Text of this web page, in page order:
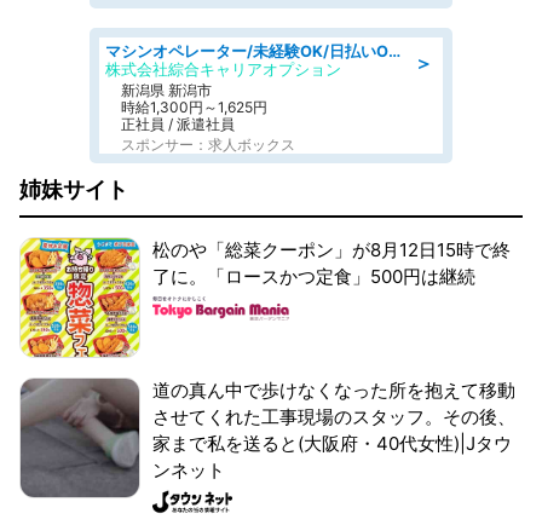
＞
マシンオペレーター/未経験OK/日払いOK/寮費無料/交替制/20・30・40代活躍中
株式会社綜合キャリアオプション
新潟県 新潟市
時給1,300円～1,625円
正社員 / 派遣社員
スポンサー：求人ボックス
姉妹サイト
松のや「総菜クーポン」が8月12日15時で終
了に。「ロースかつ定食」500円は継続
道の真ん中で歩けなくなった所を抱えて移動
させてくれた工事現場のスタッフ。その後、
家まで私を送ると(大阪府・40代女性)|Jタウ
ンネット